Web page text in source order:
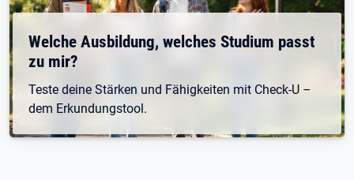
Welche Ausbildung, welches Studium passt
zu mir?
Teste deine Stärken und Fähigkeiten mit Check-U –
dem Erkundungstool.